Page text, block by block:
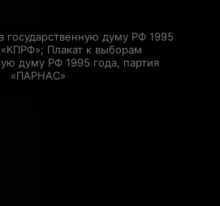
государственную думу РФ 1995
Плакат к выборам
думу РФ 1995 года, партия
«ПАРНАС»